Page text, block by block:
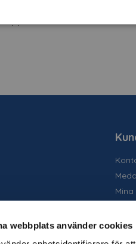
webbplats använder cookies
som förstärker glas
Säkerhetsfilmen